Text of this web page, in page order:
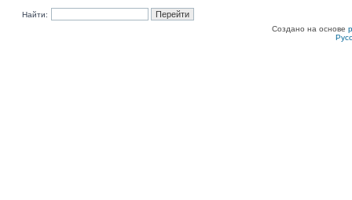
Найти:
Создано на основе